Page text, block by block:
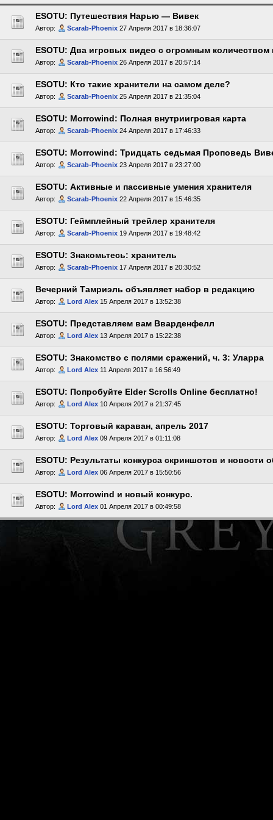
ESOTU: Путешествия Нарью — Вивек
Автор: Scarab-Phoenix 27 Апреля 2017 в 18:36:07
ESOTU: Два игровых видео с огромным
Автор: Scarab-Phoenix 26 Апреля 2017 в 20:57:14
ESOTU: Кто такие хранители на самом деле?
Автор: Scarab-Phoenix 25 Апреля 2017 в 21:35:04
ESOTU: Morrowind: Полная внутриигровая карта
Автор: Scarab-Phoenix 24 Апреля 2017 в 17:46:33
ESOTU: Morrowind: Тридцать седьмая Проповедь
Автор: Scarab-Phoenix 23 Апреля 2017 в 23:27:00
ESOTU: Активные и пассивные умения хранителя
Автор: Scarab-Phoenix 22 Апреля 2017 в 15:46:35
ESOTU: Геймплейный трейлер хранителя
Автор: Scarab-Phoenix 19 Апреля 2017 в 19:48:42
ESOTU: Знакомьтесь: хранитель
Автор: Scarab-Phoenix 17 Апреля 2017 в 20:30:52
Вечерний Тамриэль объявляет набор в редакцию
Автор: Lord Alex 15 Апреля 2017 в 13:52:38
ESOTU: Представляем вам Вварденфелл
Автор: Lord Alex 13 Апреля 2017 в 15:22:38
ESOTU: Знакомство с полями сражений, ч. 3: Уларра
Автор: Lord Alex 11 Апреля 2017 в 16:56:49
ESOTU: Попробуйте Elder Scrolls Online бесплатно!
Автор: Lord Alex 10 Апреля 2017 в 21:37:45
ESOTU: Торговый караван, апрель 2017
Автор: Lord Alex 09 Апреля 2017 в 01:11:08
ESOTU: Результаты конкурса скриншотов и новости
Автор: Lord Alex 06 Апреля 2017 в 15:50:56
ESOTU: Morrowind и новый конкурс.
Автор: Lord Alex 01 Апреля 2017 в 00:49:58